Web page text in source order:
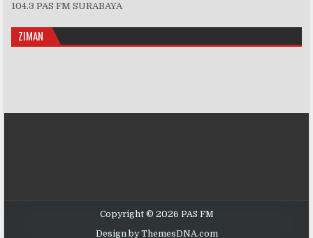
104.3 PAS FM SURABAYA
ZIMAN
Copyright © 2026 PAS FM
Design by ThemesDNA.com